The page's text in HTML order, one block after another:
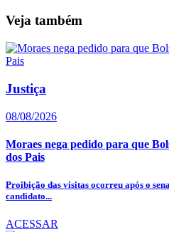
Veja também
Justiça
08/08/2026
Moraes nega pedido para que
dos Pais
Proibição das visitas ocorreu após o
candidato...
ACESSAR